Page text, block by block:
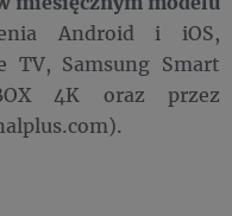
Android i iOS,
TV, Samsung Smart
4K oraz przez